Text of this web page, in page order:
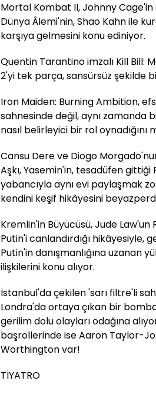
Mortal Kombat II, Johnny Cage'in
Dünya Âlemi'nin, Shao Kahn ile
karşıya gelmesini konu ediniyor.
Quentin Tarantino imzalı Kill Bill:
2'yi tek parça, sansürsüz şekilde
Iron Maiden: Burning Ambition,
sahnesinde değil, aynı zamanda
nasıl belirleyici bir rol oynadığını
Cansu Dere ve Diogo
Aşkı, Yasemin'in, tesadüfen
yabancıyla aynı evi paylaşmak
kendini keşif hikâyesini
Kremlin'in Büyücüsü, Jude Law'un
Putin'i canlandırdığı hikâyesiyle,
Putin'in danışmanlığına uzanan
ilişkilerini konu alıyor.
İstanbul'da çekilen 'sarı filtre'li
Londra'da ortaya çıkan bir
gerilim dolu olayları odağına
başrollerinde ise Aaron Taylor-
Worthington var!
TİYATRO